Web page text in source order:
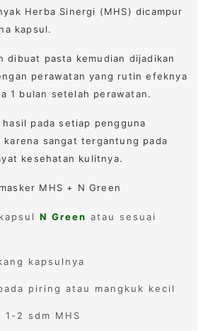
Herba Sinergi (MHS) dicampur
kapsul.
dibuat pasta kemudian dijadikan
perawatan yang rutin efeknya
1 bulan setelah perawatan.
hasil pada setiap pengguna
karena sangat tergantung pada
kesehatan kulitnya.
MHS + N Green
N Green atau sesuai
kapsulnya
piring atau mangkuk kecil
1-2 sdm MHS